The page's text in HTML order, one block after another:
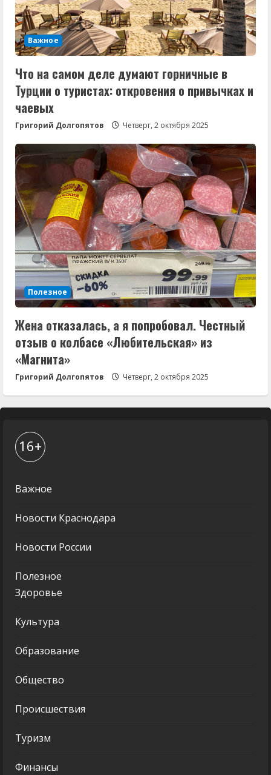
Важное
Что на самом деле думают горничные в
Турции о туристах: откровения о привычках и
чаевых
Григорий Долгопятов Четверг, 2 октября 2025
Полезное
Жена отказалась, а я попробовал. Честный
отзыв о колбасе «Любительская» из
«Магнита»
Григорий Долгопятов Четверг, 2 октября 2025
16+
Важное
Новости Краснодара
Новости России
Полезное
Здоровье
Культура
Образование
Общество
Происшествия
Туризм
Финансы